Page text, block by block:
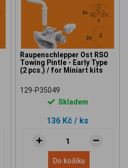
Raupenschlepper Ost RSO
Towing Pintle - Early Type
(2 pcs.) / for Miniart kits
129-P35049
Skladem
136 Kč / ks
Do košíku